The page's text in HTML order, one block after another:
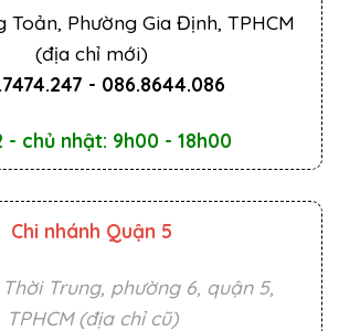
Toản, Phường Gia Định, TPHCM
(địa chỉ mới)
- 086.8644.086
- chủ nhật: 9h00 - 18h00
Chi nhánh Quận 5
Trung, phường 6, quận 5,
TPHCM (địa chỉ cũ)